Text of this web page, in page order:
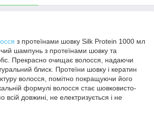
з протеїнами шовку Silk Protein 1000 мл
шампунь з протеїнами шовку та
Прекрасно очищає волосся, надаючи
блиск. Протеїни шовку і кератин
волосся, помітно покращуючи його
формулі волосся стає шовковисто-
всій довжині, не електризується і не